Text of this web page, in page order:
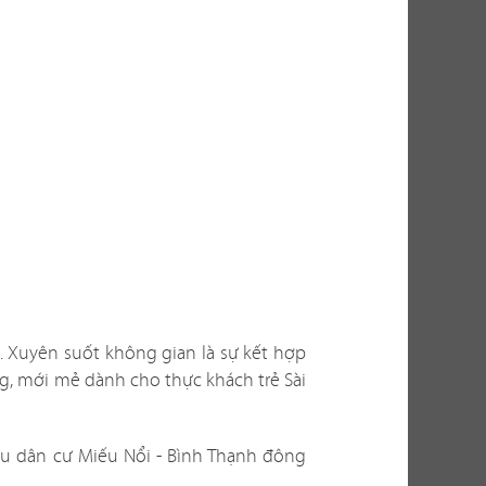
tế, việc
phù hợp
thi công ra
toán không
bạn những
suốt không gian là sự kết hợp
mới mẻ dành cho thực khách trẻ Sài
dân cư Miếu Nổi - Bình Thạnh đông